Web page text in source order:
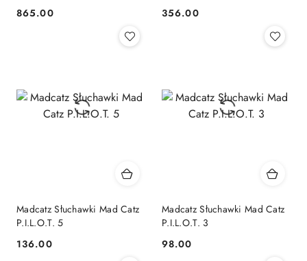
Cena:
865.00 Cena:
356.00
Madcatz Słuchawki Mad Catz
P.I.L.O.T. 5
Cena:
136.00
Madcatz Słuchawki Mad Catz
P.I.L.O.T. 3
Cena:
98.00